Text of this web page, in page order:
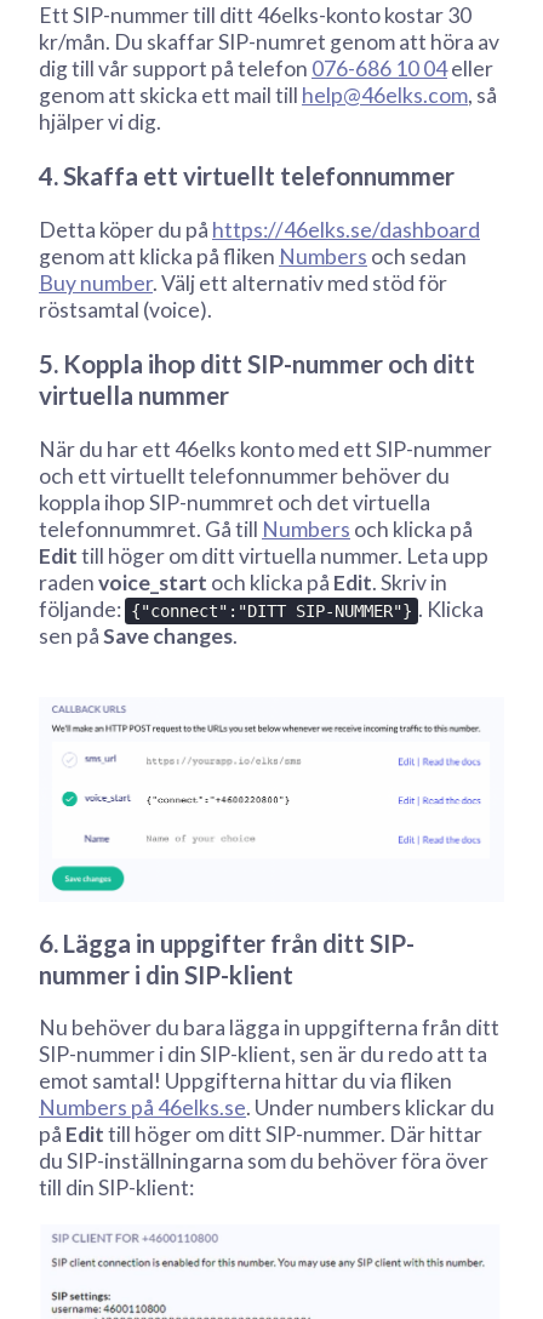
Ett SIP-nummer till ditt 46elks-konto kostar 30
kr/mån. Du skaffar SIP-numret genom att höra av
dig till vår support på telefon 076-686 10 04eller
genom att skicka ett mail till help@46elks.com, så
hjälper vi dig.
4. Skaffa ett virtuellt telefonnummer
Detta köper du på https://46elks.se/dashboard
genom att klicka på fliken Numbers och sedan
Buy number. Välj ett alternativ med stöd för
röstsamtal (voice).
5. Koppla ihop ditt SIP-nummer och ditt
virtuella nummer
När du har ett 46elks konto med ett SIP-nummer
och ett virtuellt telefonnummer behöver du
koppla ihop SIP-nummret och det virtuella
telefonnummret. Gå till Numbers och klicka på
Edittill höger om ditt virtuella nummer. Leta upp
radenvoice_start och klicka på Edit. Skriv in
följande: {"connect":"DITT SIP-NUMMER"} . Klicka
sen påSave changes.
6. Lägga in uppgifter från ditt SIP-
nummer i din SIP-klient
Nu behöver du bara lägga in uppgifterna från ditt
SIP-nummer i din SIP-klient, sen är du redo att ta
emot samtal! Uppgifterna hittar du via fliken
Numbers på 46elks.se. Under numbers klickar du
på Edittill höger om ditt SIP-nummer. Där hittar
du SIP-inställningarna som du behöver föra över
till din SIP-klient: